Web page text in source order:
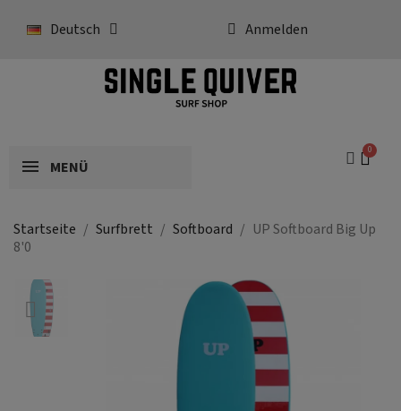
Deutsch Anmelden
MENÜ
Startseite Surfbrett Softboard
UP Softboard Big Up
8'0